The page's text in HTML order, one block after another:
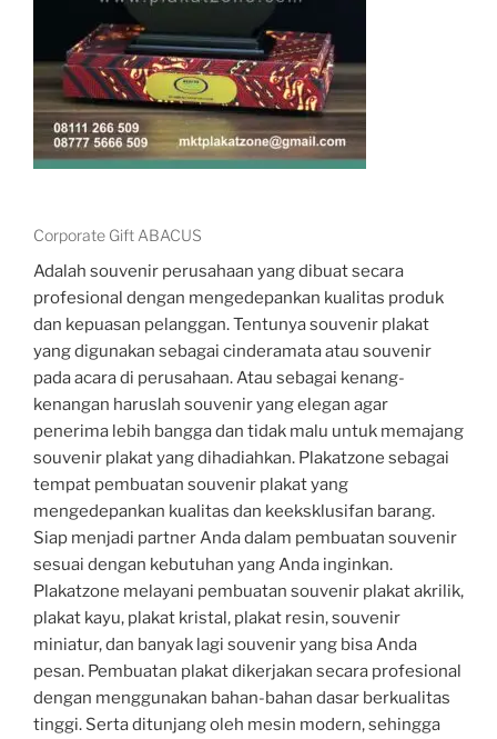
Corporate Gift ABACUS
Adalah souvenir perusahaan yang dibuat secara
profesional dengan mengedepankan kualitas produk
dan kepuasan pelanggan. Tentunya souvenir plakat
yang digunakan sebagai cinderamata atau souvenir
pada acara di perusahaan. Atau sebagai kenang-
kenangan haruslah souvenir yang elegan agar
penerima lebih bangga dan tidak malu untuk memajang
souvenir plakat yang dihadiahkan. Plakatzone sebagai
tempat pembuatan souvenir plakat yang
mengedepankan kualitas dan keeksklusifan barang.
Siap menjadi partner Anda dalam pembuatan souvenir
sesuai dengan kebutuhan yang Anda inginkan.
Plakatzone melayani pembuatan souvenir plakat akrilik,
plakat kayu, plakat kristal, plakat resin, souvenir
miniatur, dan banyak lagi souvenir yang bisa Anda
pesan. Pembuatan plakat dikerjakan secara profesional
dengan menggunakan bahan-bahan dasar berkualitas
tinggi. Serta ditunjang oleh mesin modern, sehingga